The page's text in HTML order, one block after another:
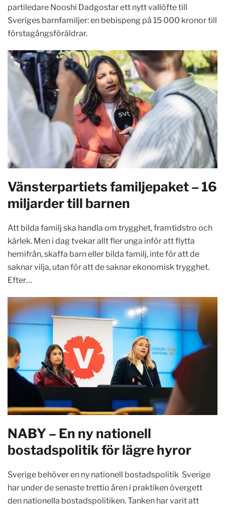
partiledare Nooshi Dadgostar ett nytt vallöfte till
Sveriges barnfamiljer: en bebispeng på 15 000 kronor till
förstagångsföräldrar.
Vänsterpartiets familjepaket – 16
miljarder till barnen
Att bilda familj ska handla om trygghet, framtidstro och
kärlek. Men i dag tvekar allt fler unga inför att flytta
hemifrån, skaffa barn eller bilda familj, inte för att de
saknar vilja, utan för att de saknar ekonomisk trygghet.
Efter…
NABY – En ny nationell
bostadspolitik för lägre hyror
Sverige behöver en ny nationell bostadspolitik Sverige
har under de senaste trettio åren i praktiken övergett
den nationella bostadspolitiken. Tanken har varit att